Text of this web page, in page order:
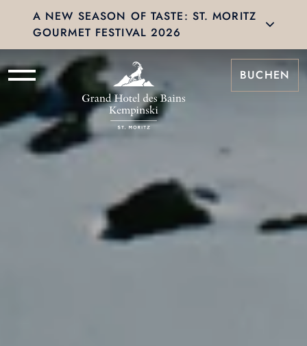
A NEW SEASON OF TASTE: ST. MORITZ
GOURMET FESTIVAL 2026
BUCHEN